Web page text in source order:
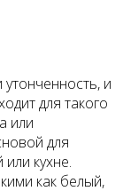
утонченность, и
для такого
или
для
кухне.
как белый,